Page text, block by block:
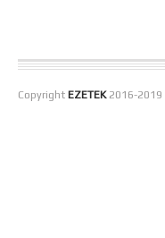
Copyright EZETEK2016-2019